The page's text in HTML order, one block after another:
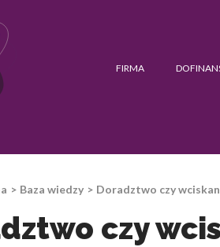
FIRMA
Baza wiedzy Doradztwo czy
czy